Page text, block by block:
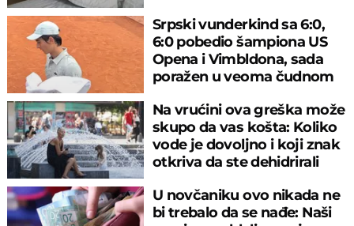
Srpski vunderkind sa 6:0,
6:0 pobedio šampiona US
Opena i Vimbldona, sada
poražen u veoma čudnom
Na vrućini ova greška može
skupo da vas košta: Koliko
vode je dovoljno i koji znak
otkriva da ste dehidrirali
U novčaniku ovo nikada ne
bi trebalo da se nađe: Naši